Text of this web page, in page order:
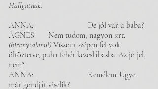
Hallgatnak.
ANNA: 			De jól van a baba?
ÁGNES: 	Nem tudom, nagyon sírt.
(bizonytalanul) Viszont szépen fel volt
öltöztetve, puha fehér kezeslábasba. Az jó jel,
nem?
ANNA: 			Remélem. Ugye
már gondját viselik?